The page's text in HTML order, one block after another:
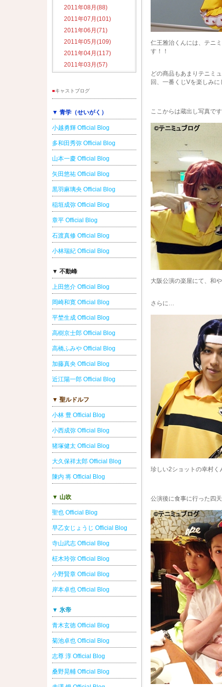
2011年08月(88)
2011年07月(101)
2011年06月(71)
2011年05月(109)
2011年04月(117)
2011年03月(57)
■キャストブログ
▼ 青学（せいがく）
小越勇輝 Official Blog
多和田秀弥 Official Blog
山本一慶 Official Blog
矢田悠祐 Official Blog
黒羽麻璃央 Official Blog
稲垣成弥 Official Blog
章平 Official Blog
石渡真修 Official Blog
小林瑞紀 Official Blog
▼ 不動峰
上田悠介 Official Blog
岡崎和寛 Official Blog
平埜生成 Official Blog
高樹京士郎 Official Blog
高橋ふみや Official Blog
加藤真央 Official Blog
近江陽一郎 Official Blog
▼ 聖ルドルフ
小林 豊 Official Blog
小西成弥 Official Blog
猪塚健太 Official Blog
大久保祥太郎 Official Blog
陳内 将 Official Blog
▼ 山吹
聖也 Official Blog
早乙女じょうじ Official Blog
寺山武志 Official Blog
柾木玲弥 Official Blog
小野賢章 Official Blog
岸本卓也 Official Blog
▼ 氷帝
青木玄徳 Official Blog
菊池卓也 Official Blog
志尊 淳 Official Blog
桑野晃輔 Official Blog
仁王雅治くんには、テニ
す！！
どの商品もあまりテニミ
回、一番くじVを楽しみ
ここからは蔵出し写真で
大阪公演の楽屋にて、和
さらに…
珍しい2ショットの幸村く
公演後に食事に行った四